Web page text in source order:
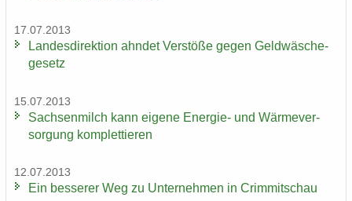
17.07.2013
Lan­des­di­rek­ti­on ahn­det Ver­stö­ße gegen Geld­wä­sche­
ge­setz
15.07.2013
Sach­sen­milch kann ei­ge­ne Energie-​ und Wär­me­ver­
sor­gung kom­plet­tie­ren
12.07.2013
Ein bes­se­rer Weg zu Un­ter­neh­men in Crim­mit­schau